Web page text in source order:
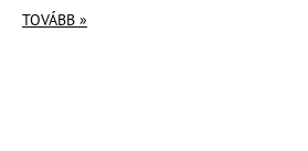
TOVÁBB »